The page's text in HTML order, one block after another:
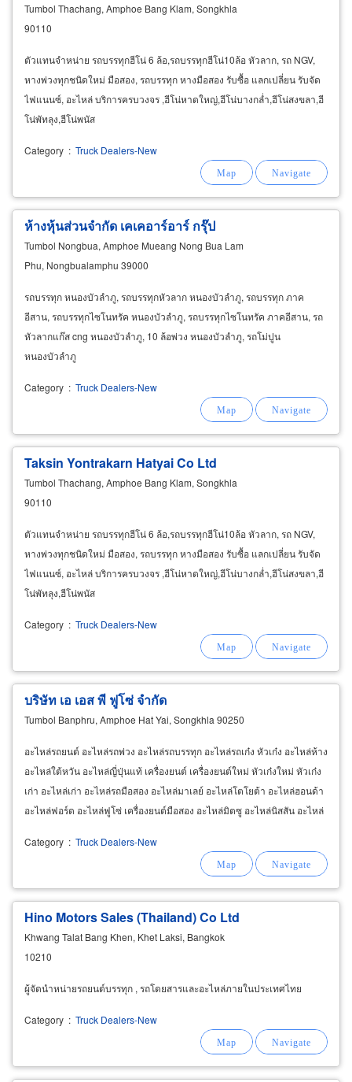
Tumbol Thachang, Amphoe Bang Klam, Songkhla
90110
ตัวแทนจำหน่าย รถบรรทุกฮีโน่ 6 ล้อ,รถบรรทุกฮีโน่10ล้อ หัวลาก, รถ NGV,
หางพ่วงทุกชนิดใหม่ มือสอง, รถบรรทุก หางมือสอง รับซื้อ แลกเปลี่ยน รับจัด
ไฟแนนซ์, อะไหล่ บริการครบวงจร ,ฮีโน่หาดใหญ่,ฮีโน่บางกล่ำ,ฮีโน่สงขลา,ฮี
โน่พัทลุง,ฮีโน่พนัส
Category : Truck Dealers-New
ห้างหุ้นส่วนจำกัด เคเคอาร์อาร์ กรุ๊ป
Tumbol Nongbua, Amphoe Mueang Nong Bua Lam
Phu, Nongbualamphu 39000
รถบรรทุก หนองบัวลำภู, รถบรรทุกหัวลาก หนองบัวลำภู, รถบรรทุก ภาค
อีสาน, รถบรรทุกไซโนทรัค หนองบัวลำภู, รถบรรทุกไซโนทรัค ภาคอีสาน, รถ
หัวลากแก๊ส cng หนองบัวลำภู, 10 ล้อพ่วง หนองบัวลำภู, รถโม่ปูน
หนองบัวลำภู
Category : Truck Dealers-New
Taksin Yontrakarn Hatyai Co Ltd
Tumbol Thachang, Amphoe Bang Klam, Songkhla
90110
ตัวแทนจำหน่าย รถบรรทุกฮีโน่ 6 ล้อ,รถบรรทุกฮีโน่10ล้อ หัวลาก, รถ NGV,
หางพ่วงทุกชนิดใหม่ มือสอง, รถบรรทุก หางมือสอง รับซื้อ แลกเปลี่ยน รับจัด
ไฟแนนซ์, อะไหล่ บริการครบวงจร ,ฮีโน่หาดใหญ่,ฮีโน่บางกล่ำ,ฮีโน่สงขลา,ฮี
โน่พัทลุง,ฮีโน่พนัส
Category : Truck Dealers-New
บริษัท เอ เอส พี ฟูโซ่ จำกัด
Tumbol Banphru, Amphoe Hat Yai, Songkhla 90250
อะไหล่รถยนต์ อะไหล่รถพ่วง อะไหล่รถบรรทุก อะไหล่รถเก๋ง หัวเก๋ง อะไหล่ห้าง
อะไหล่ใต้หวัน อะไหล่ญี่ปุ่นแท้ เครื่องยนต์ เครื่องยนต์ใหม่ หัวเก๋งใหม่ หัวเก๋ง
เก่า อะไหล่เก่า อะไหล่รถมือสอง อะไหล่มาเลย์ อะไหล่โตโยต้า อะไหล่ฮอนด้า
อะไหล่ฟอร์ด อะไหล่ฟูโซ่ เครื่องยนต์มือสอง อะไหล่มิตซู อะไหล่นิสสัน อะไหล่
Category : Truck Dealers-New
Hino Motors Sales (Thailand) Co Ltd
Khwang Talat Bang Khen, Khet Laksi, Bangkok
10210
ผู้จัดนำหน่ายรถยนต์บรรทุก , รถโดยสารและอะไหล่ภายในประเทศไทย
Category : Truck Dealers-New